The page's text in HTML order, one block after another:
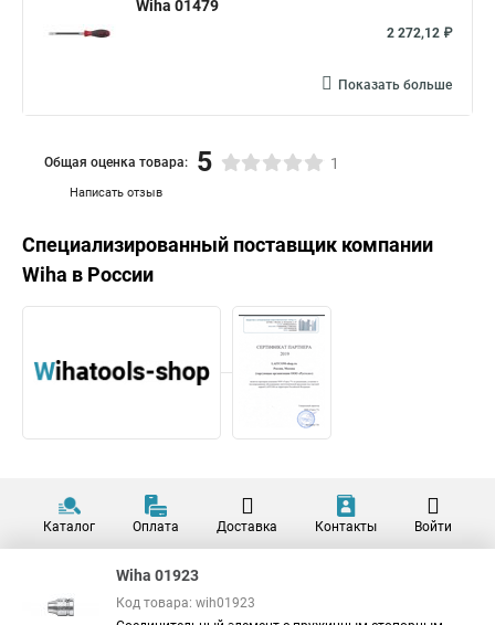
Wiha 01479
2 272,12 ₽
Показать больше
Написать отзыв
Общая оценка товара: 5 1
Специализированный поставщик компании
Wiha в России
Каталог Оплата Доставка Контакты Войти
Wiha 01923
Код товара: wih01923